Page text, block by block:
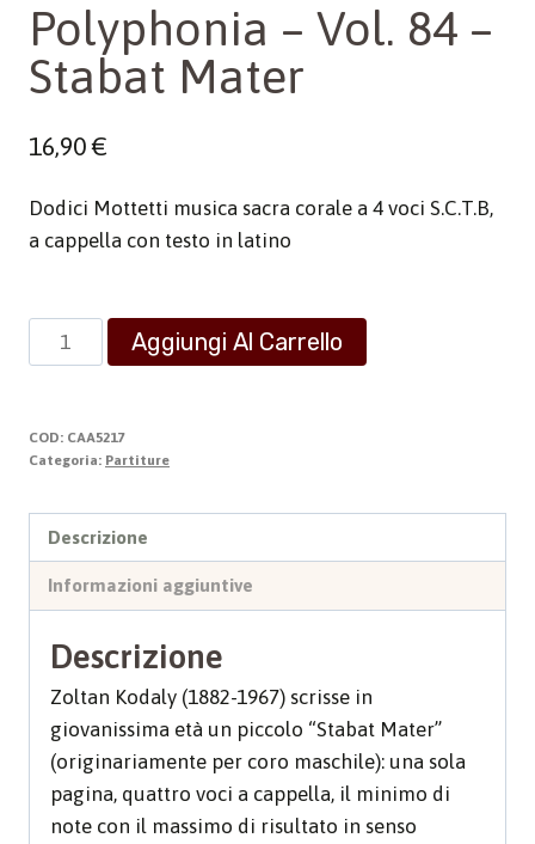
Polyphonia – Vol. 84 –
Stabat Mater
16,90€
Dodici Mottetti musica sacra corale a 4 voci S.C.T.B,
a cappella con testo in latino
Polyphonia
-
84
-
Mater
quantità
Aggiungi Al Carrello
COD: CAA5217
Categoria: Partiture
Descrizione
Informazioni aggiuntive
Descrizione
Zoltan Kodaly (1882-1967) scrisse in
giovanissima età un piccolo “Stabat Mater”
(originariamente per coro maschile): una sola
pagina, quattro voci a cappella, il minimo di
note con il massimo di risultato in senso